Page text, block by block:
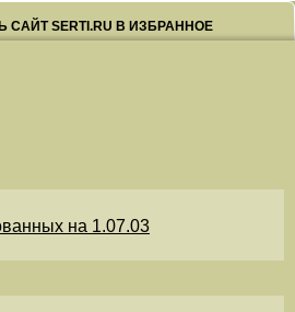
САЙТ SERTI.RU В ИЗБРАННОЕ
на 1.07.03